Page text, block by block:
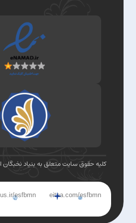
کلیه حقوق سایت متعلق به بنیاد
eitaa.com/esfbmn
esfbmn